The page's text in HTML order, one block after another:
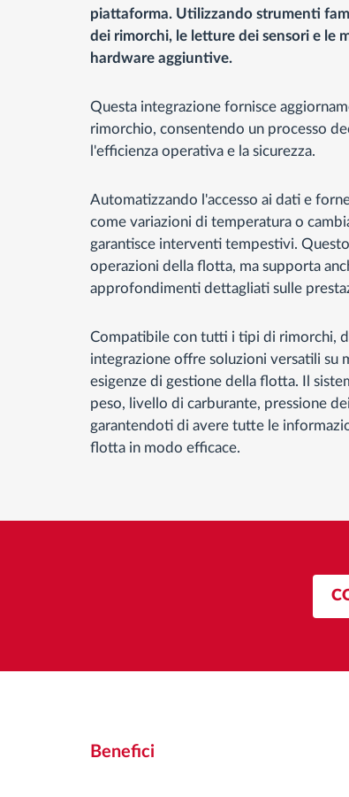
piattaforma. Utilizzando strumenti
dei rimorchi, le letture dei sensori e le
hardware aggiuntive.
Questa integrazione fornisce
rimorchio, consentendo un processo
l'efficienza operativa e la sicurezza.
Automatizzando l'accesso ai dati e
come variazioni di temperatura o
garantisce interventi tempestivi.
operazioni della flotta, ma supporta
approfondimenti dettagliati sulle
Compatibile con tutti i tipi di rimorchi,
integrazione offre soluzioni versatili su
esigenze di gestione della flotta. Il
peso, livello di carburante, pressione
garantendoti di avere tutte le
flotta in modo efficace.
Benefici